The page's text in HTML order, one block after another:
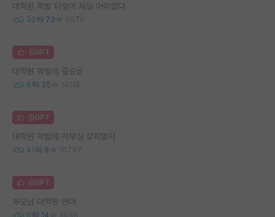
대학원 학벌 타령이 제일 어이없다
32 73 9570
김GPT
대학원 학벌의 중요성
6 35 14118
김GPT
대학원 학벌에 자부심 갖지말자
41 9 10737
김GPT
부모님 대학원 반대
0 14 4048